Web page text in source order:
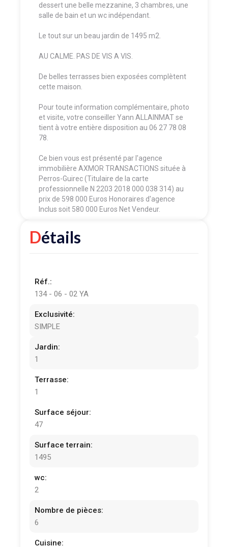
dessert une belle mezzanine, 3 chambres, une
salle de bain et un wc indépendant.
Le tout sur un beau jardin de 1495 m2.
AU CALME. PAS DE VIS A VIS.
De belles terrasses bien exposées complètent
cette maison.
Pour toute information complémentaire, photo
et visite, votre conseiller Yann ALLAINMAT se
tient à votre entière disposition au 06 27 78 08
78.
Ce bien vous est présenté par l'agence
immobilière AXMOR TRANSACTIONS située à
Perros-Guirec (Titulaire de la carte
professionnelle N 2203 2018 000 038 314) au
prix de 598 000 Euros Honoraires d'agence
Inclus soit 580 000 Euros Net Vendeur.
Détails
Réf.:
134 - 06 - 02 YA
Exclusivité:
SIMPLE
Jardin:
1
Terrasse:
1
Surface séjour:
47
Surface terrain:
1495
wc:
2
Nombre de pièces:
6
Cuisine: